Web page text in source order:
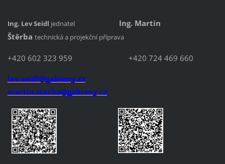
Ing. Lev Seidl jednatel
Ing. Martin
Štěrba technická a projekční příprava
+420 602 323 959 +420 724 469 660
lev.seidl@gabiony.cz
martin.sterba@gabiony.cz